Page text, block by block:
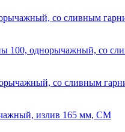
со сливным
100, однорычажный, со
со сливным
излив 165 мм, СМ